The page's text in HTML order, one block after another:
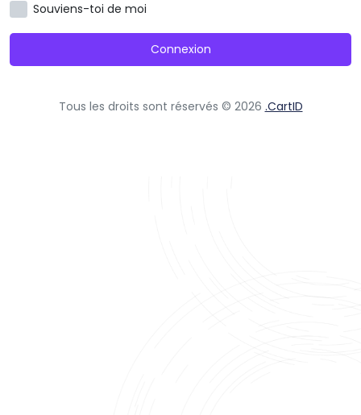
Souviens-toi de moi
Connexion
Tous les droits sont réservés © 2026 .CartID